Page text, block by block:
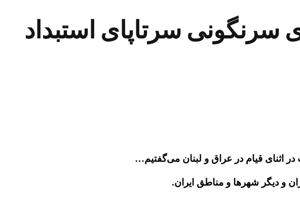
شماره ۱۶- لرزه‌های سرنگونی سرتاپای استبداد
و دیگر شهرها و مناطق ایران.